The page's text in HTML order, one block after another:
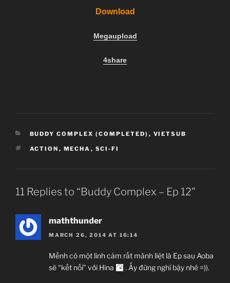
Tên phim:
Số tập:13, TV Series
Download
Megaupload
4share
CATEGORIES
BUDDY COMPLEX (COMPLETED) , VIETSUB
TAGS
ACTION , MECHA , SCI-FI
11 Replies to “Buddy Complex – Ep 12”
maththunder
MARCH 26, 2014 AT 16:14
Mềnh có một linh cảm rất mãnh liệt là Ep sau Aoba
sẽ “kết nối” với Hina
. Ấy đừng nghĩ bậy nhé =)).